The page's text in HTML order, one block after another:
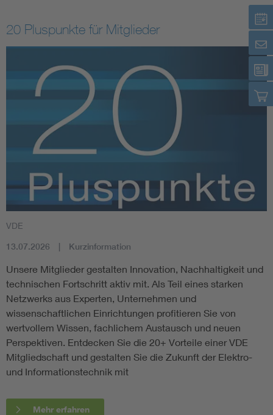
20 Pluspunkte für Mitglieder
VDE
13.07.2026 Kurzinformation
Unsere Mitglieder gestalten Innovation, Nachhaltigkeit und
technischen Fortschritt aktiv mit. Als Teil eines starken
Netzwerks aus Experten, Unternehmen und
wissenschaftlichen Einrichtungen profitieren Sie von
wertvollem Wissen, fachlichem Austausch und neuen
Perspektiven. Entdecken Sie die 20+ Vorteile einer VDE
Mitgliedschaft und gestalten Sie die Zukunft der Elektro-
und Informationstechnik mit
Mehr erfahren